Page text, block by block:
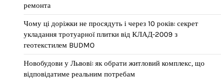
ремонта
Чому ці доріжки не просядуть і через 10 років: секрет
укладання тротуарної плитки від КЛАД-2009 з
геотекстилем BUDMO
Новобудови у Львові: як обрати житловий комплекс, що
відповідатиме реальним потребам